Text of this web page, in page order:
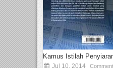
Kamus Istilah
Jul 10, 2014